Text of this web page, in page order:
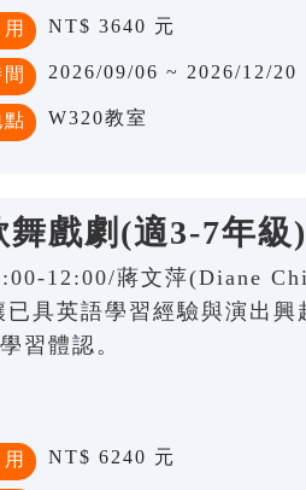
NT$ 3640 元
2026/09/06 ~ 2026/12/20
W320教室
舞戲劇(適3-7年級)
12:00/蔣文萍(Diane
已具英語學習經驗與演出
習體認。
NT$ 6240 元